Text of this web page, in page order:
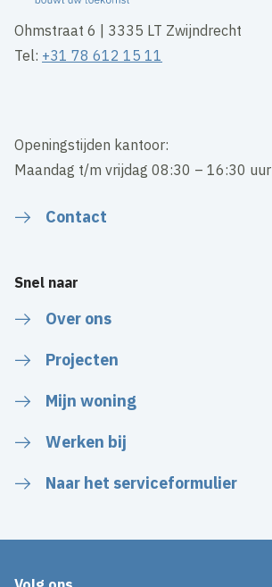
Ohmstraat 6 | 3335 LT Zwijndrecht
Tel: +31 78 612 15 11
Openingstijden kantoor:
Maandag t/m vrijdag 08:30 – 16:30 uur
Contact
Snel naar
Over ons
Projecten
Mijn woning
Werken bij
Naar het serviceformulier